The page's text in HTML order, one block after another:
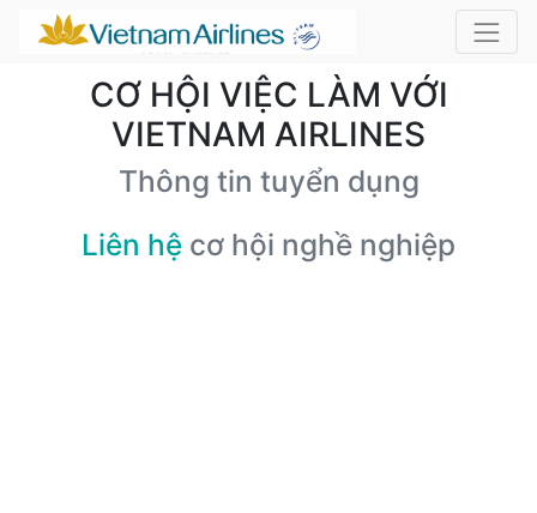
CƠ HỘI VIỆC LÀM VỚI
VIETNAM AIRLINES
Thông tin tuyển dụng
Liên hệ cơ hội nghề nghiệp